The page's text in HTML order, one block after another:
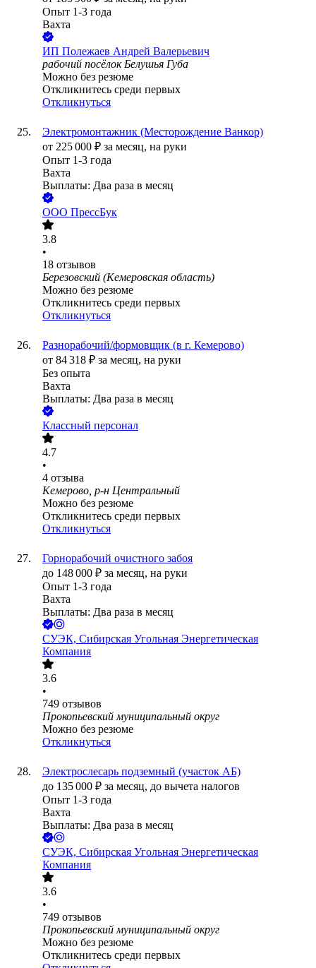
Опыт 1-3 года
Вахта
ИП Полежаев Андрей Валерьевич
рабочий посёлок Белушья Губа
Можно без резюме
Откликнитесь среди первых
Откликнуться
Электромонтажник (Месторождение Ванкор)
от 225 000 ₽ за месяц, на руки
Опыт 1-3 года
Вахта
Выплаты: Два раза в месяц
ООО ПрессБук
3.8
•
18 отзывов
Березовский (Кемеровская область)
Можно без резюме
Откликнитесь среди первых
Откликнуться
Разнорабочий/формовщик (в г. Кемерово)
от 84 318 ₽ за месяц, на руки
Без опыта
Вахта
Выплаты: Два раза в месяц
Классный персонал
4.7
•
4 отзыва
Кемерово, р-н Центральный
Можно без резюме
Откликнитесь среди первых
Откликнуться
Горнорабочий очистного забоя
до 148 000 ₽ за месяц, на руки
Опыт 1-3 года
Вахта
Выплаты: Два раза в месяц
СУЭК, Сибирская Угольная Энергетическая
Компания
3.6
•
749 отзывов
Прокопьевский муниципальный округ
Можно без резюме
Откликнуться
Электрослесарь подземный (участок АБ)
до 135 000 ₽ за месяц, до вычета налогов
Опыт 1-3 года
Вахта
Выплаты: Два раза в месяц
СУЭК, Сибирская Угольная Энергетическая
Компания
3.6
•
749 отзывов
Прокопьевский муниципальный округ
Можно без резюме
Откликнитесь среди первых